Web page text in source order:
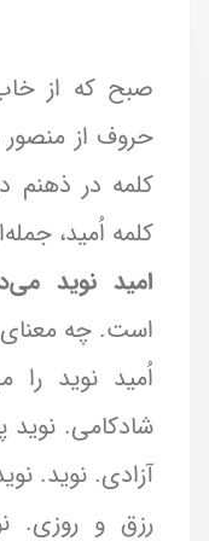
صبح که از
حروف از
کلمه در ذهنم
کلمه اُمید،
امید نوید
است. چه معنای
اُمید نوید را
شادکامی. نوید
آزادی. نوید.
رزق‌ و روزی.